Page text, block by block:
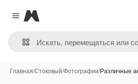
Close menu
Magnific
Главная/Стоковый/Фотографии/Различные